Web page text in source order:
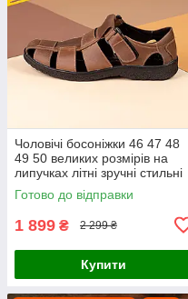
Чоловічі босоніжки 46 47 48
49 50 великих розмірів на
липучках літні зручні стильні
на літо
Готово до відправки
1 899 ₴ 2 299 ₴
Купити